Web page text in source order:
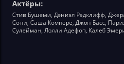
Актёры:
Стив Бушеми, Дэниэл Рэдклифф,
Сони, Саша Компере, Джон Басс,
Сулейман, Лолли Адефоп, Калеб